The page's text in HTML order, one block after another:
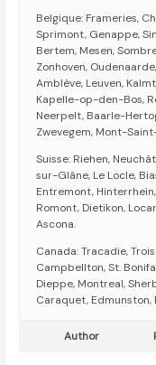
Belgique: Frameries,
Sprimont, Genappe,
Bertem, Mesen,
Zonhoven,
Amblève, Leuven,
Kapelle-op-den-Bos,
Neerpelt, Baarle-
Zwevegem, Mont-
Suisse: Riehen,
sur-Glâne, Le Locle,
Entremont,
Romont, Dietikon,
Ascona.
Canada: Tracadie,
Campbellton, St.
Dieppe, Montreal,
Caraquet, Edmunston,
Author